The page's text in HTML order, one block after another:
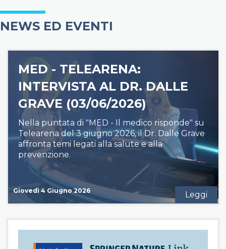
NEWS ED EVENTI
MED - TELEARENA:
INTERVISTA AL DR. DALLE
GRAVE (03/06/2026)
Nella puntata di "MED - Il medico risponde" su
Telearena del 3 giugno 2026, il Dr. Dalle Grave
affronta temi legati alla salute e alla
prevenzione.
Giovedì 4 Giugno 2026 Leggi